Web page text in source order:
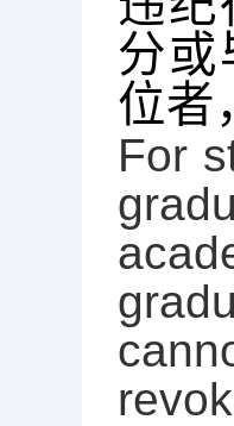
分或
位者
For